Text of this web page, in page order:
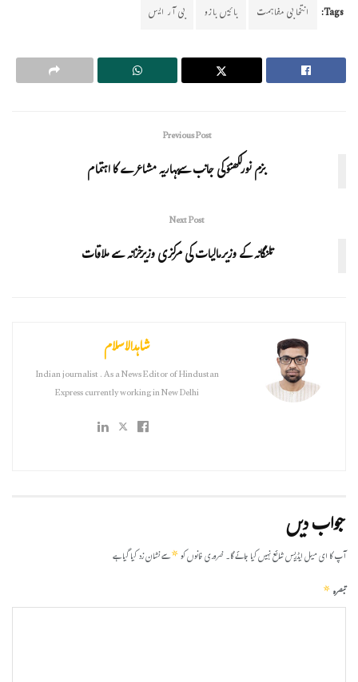
Tags: انتخابی مفاہمت بائیں بازو بی آر ایس
Previous Post
بزم نورلکھنؤکی جانب سےبہاریہ مشاعرے کا اہتمام
Next Post
تلنگانہ کے وزیرمالیات کی مرکزی وزیرخزانہ سے ملاقات
شاہدالاسلام
Indian journalist . As a News Editor of Hindustan
Express currently working in New Delhi
جواب دیں
آپ کا ای میل ایڈریس شائع نہیں کیا جائے گا۔ضروری خانوں کو*سے نشان زد کیا گیا ہے
تبصرہ*